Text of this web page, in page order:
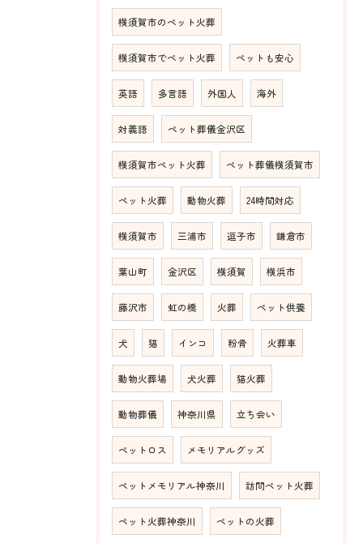
横須賀市のペット火葬
横須賀市でペット火葬 ペットも安心
英語 多言語 外国人 海外
対義語 ペット葬儀金沢区
横須賀市ペット火葬 ペット葬儀横須賀市
ペット火葬 動物火葬 24時間対応
横須賀市 三浦市 逗子市 鎌倉市
葉山町 金沢区 横須賀 横浜市
藤沢市 虹の橋 火葬 ペット供養
犬 猫 インコ 粉骨 火葬車
動物火葬場 犬火葬 猫火葬
動物葬儀 神奈川県 立ち会い
ペットロス メモリアルグッズ
ペットメモリアル神奈川 訪問ペット火葬
ペット火葬神奈川 ペットの火葬